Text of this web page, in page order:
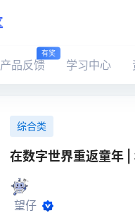
产品反馈
有奖
学习中心
综合类
在数字世界重返童年
望仔